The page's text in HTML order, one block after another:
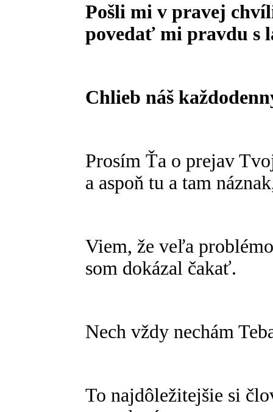
Pošli mi v pravej
povedať mi pravdu s
Chlieb náš
Prosím Ťa o prejav
a aspoň tu a tam
Viem, že veľa
som dokázal čakať.
Nech vždy nechám
To najdôležitejšie si